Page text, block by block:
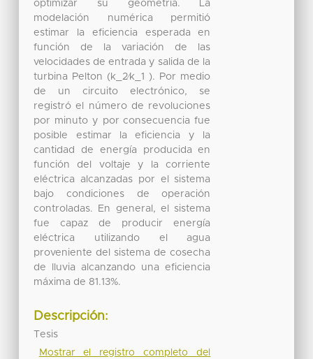
optimizar su geometría. La
modelación numérica permitió
estimar la eficiencia esperada en
función de la variación de las
velocidades de entrada y salida de la
turbina Pelton (k_2⁄k_1 ). Por medio
de un circuito electrónico, se
registró el número de revoluciones
por minuto y por consecuencia fue
posible estimar la eficiencia y la
cantidad de energía producida en
función del voltaje y la corriente
eléctrica alcanzadas por el sistema
bajo condiciones de operación
controladas. En general, el sistema
fue capaz de producir energía
eléctrica utilizando el agua
proveniente del sistema de cosecha
de lluvia alcanzando una eficiencia
máxima de 81.13%.
Descripción:
Tesis
Mostrar el registro completo del